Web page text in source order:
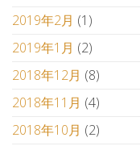
2019年2月 (1)
2019年1月 (2)
2018年12月 (8)
2018年11月 (4)
2018年10月 (2)